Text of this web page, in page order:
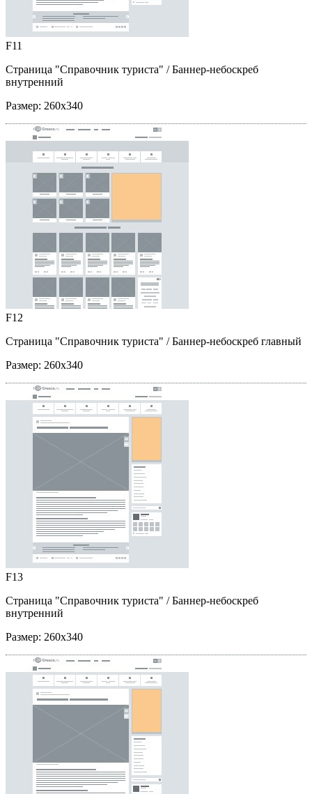
F11
Страница "Справочник туриста" / Баннер-небоскреб
внутренний
Размер: 260x340
F12
Страница "Справочник туриста" / Баннер-небоскреб главный
Размер: 260x340
F13
Страница "Справочник туриста" / Баннер-небоскреб
внутренний
Размер: 260x340